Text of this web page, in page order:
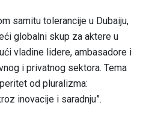
samitu tolerancije u Dubaiju,
globalni skup za aktere u
vladine lidere, ambasadore i
i privatnog sektora. Tema
od pluralizma:
inovacije i saradnju”.